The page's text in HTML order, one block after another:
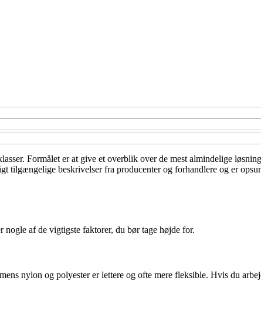
Formålet er at give et overblik over de mest almindelige
tilgængelige beskrivelser fra producenter og forhandlere og er
af de vigtigste faktorer, du bør tage højde for.
nylon og polyester er lettere og ofte mere fleksible. Hvis du